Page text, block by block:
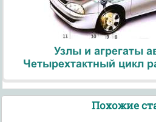
Узлы и агрегаты
Четырехтактный цикл
Похожие